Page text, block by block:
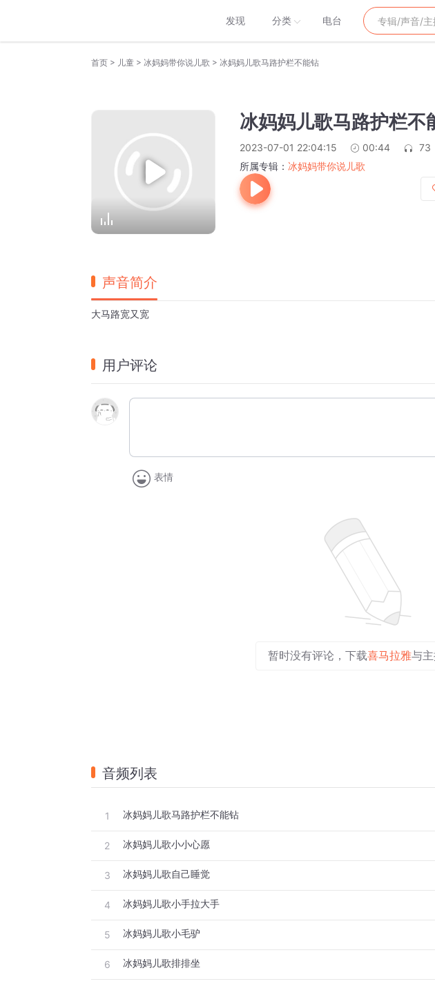
发现 分类 电台
首页 > 儿童 > 冰妈妈带你说儿歌 > 冰妈妈儿歌马路护栏不能钻
冰妈妈儿歌马路护栏不
2023-07-01 22:04:15 00:44
73
所属专辑： 冰妈妈带你说儿歌
声音简介
大马路宽又宽
用户评论
表情
暂时没有评论，下载喜马拉雅与
音频列表
1 冰妈妈儿歌马路护栏不能钻
2 冰妈妈儿歌小小心愿
3 冰妈妈儿歌自己睡觉
4 冰妈妈儿歌小手拉大手
5 冰妈妈儿歌小毛驴
6 冰妈妈儿歌排排坐